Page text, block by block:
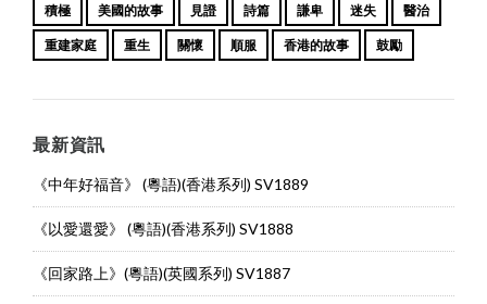
積極 美國的故事 見證 詩篇 謙卑 迷失 醫治
重建家庭 重生 關懷 順服 香港的故事 鼓勵
最新資訊
《中年好福音》 (粵語)(香港系列) SV1889
《以愛還愛》 (粵語)(香港系列) SV1888
《回家路上》(粵語)(英國系列) SV1887